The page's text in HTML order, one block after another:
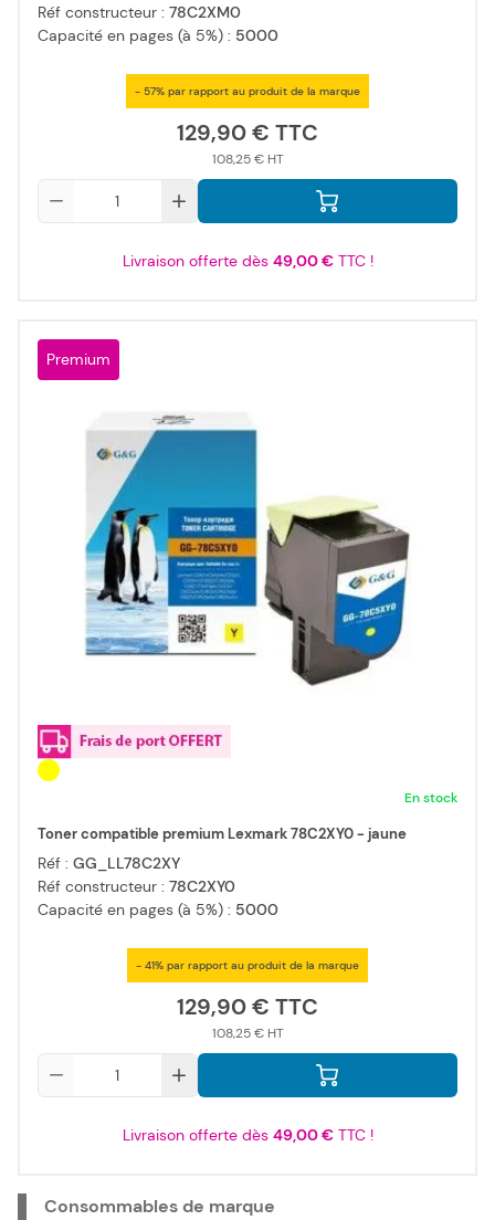
Réf constructeur : 78C2XM0
Capacité en pages (à 5%) : 5000
- 57% par rapport au produit de la marque
129,90 €
108,25 €
Livraison offerte dès 49,00 €TTC !
Premium
En stock
Toner compatible premium Lexmark 78C2XY0 - jaune
Réf : GG_LL78C2XY
Réf constructeur : 78C2XY0
Capacité en pages (à 5%) : 5000
- 41% par rapport au produit de la marque
129,90 €
108,25 €
Livraison offerte dès 49,00 €TTC !
Consommables de marque